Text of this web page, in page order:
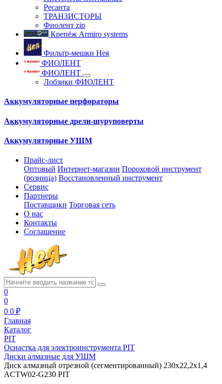
Ресанта
ТРАНЗИСТОРЫ
Фиолент zip
Крепёж Armiro systems
Фильтр-мешки Нея
ФИОЛЕНТ
ФИОЛЕНТ
Лобзики ФИОЛЕНТ
Аккумуляторные перфораторы
Аккумуляторные дрели-шуруповерты
Аккумуляторные УШМ
Прайс-лист
Оптовый Интернет-магазин Пороховой инструмент
(розница) Восстановленный инструмент
Сервис
Партнеры
Поставщики Торговая сеть
О нас
Контакты
Соглашение
0
0
0 0 ₽
Главная
Каталог
PIT
Оснастка для электроинструмента PIT
Диски алмазные для УШМ
Диск алмазный отрезной (сегментированный) 230х22,2х1,4
ACTW02-G230 PIT